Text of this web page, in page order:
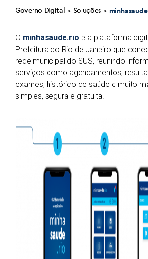
Governo Digital > Soluções >
O minhasaude.rio é a plataforma
Prefeitura do Rio de Janeiro que
rede municipal do SUS, reunindo
serviços como agendamentos,
exames, histórico de saúde e muito
simples, segura e gratuita.